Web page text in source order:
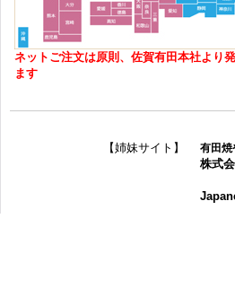
ネットご注文は原則、佐賀有田本社より
ます
【姉妹サイト】 有田焼
株式